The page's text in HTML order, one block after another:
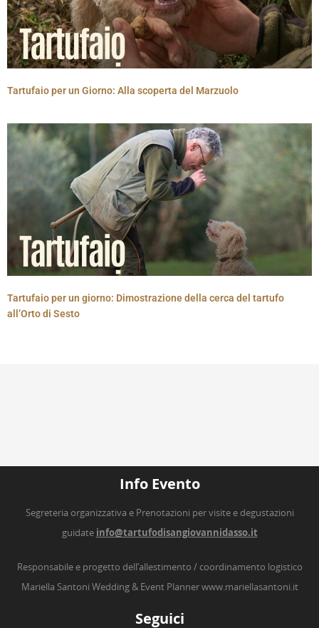
Tartufaio per un Giorno: Alla scoperta del Marzuolo
Tartufaio per un giorno: Dimostrazione della cerca del tartufo
all’Orto di Sesto
Info Evento
Segreteria organizzativa e Prenotazioni per visite e degustazioni
guidate info@tartufodisangiovannidasso.it
Responsabile e progetto dell’allestimento / coordinamento logistico
Mariella Santoni Wedding & Event Plannerwww.mariellasantoni.it
Seguici